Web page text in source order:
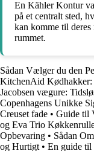
En Kähler Kontur
på et centralt sted,
kan komme til
rummet.
Sådan Vælger du den
KitchenAid
Jacobsen vægure:
Copenhagens Unikke
Creuset fade • Guide til
og Eva Trio
Opbevaring • Sådan
og Hurtigt • En guide til